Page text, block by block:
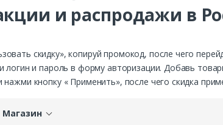
и распродажи в
скидку», копируй промокод, после чего
логин и пароль в форму авторизации. Добавь
кнопку « Применить», после чего скидка
Магазин